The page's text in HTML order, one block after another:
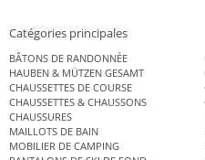
Catégories principales
BÂTONS DE RANDONNÉE
HAUBEN & MÜTZEN GESAMT
CHAUSSETTES DE COURSE
CHAUSSETTES & CHAUSSONS
CHAUSSURES
MAILLOTS DE BAIN
MOBILIER DE CAMPING